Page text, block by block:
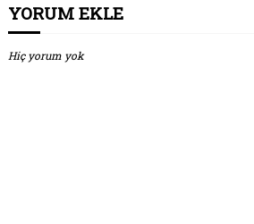
YORUM EKLE
Hiç yorum yok